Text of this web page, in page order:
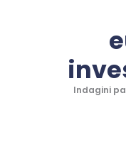
Indagini
Indagini
INFO PER
INVESTIGAZIONI
INDAGINI